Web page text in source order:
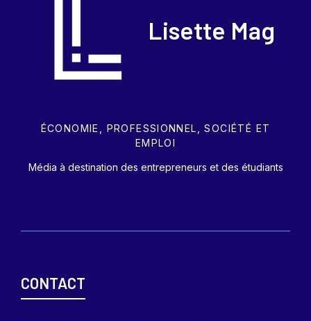
Lisette Mag
ÉCONOMIE, PROFESSIONNEL, SOCIÉTÉ ET
EMPLOI
Média à destination des entrepreneurs et des étudiants
CONTACT